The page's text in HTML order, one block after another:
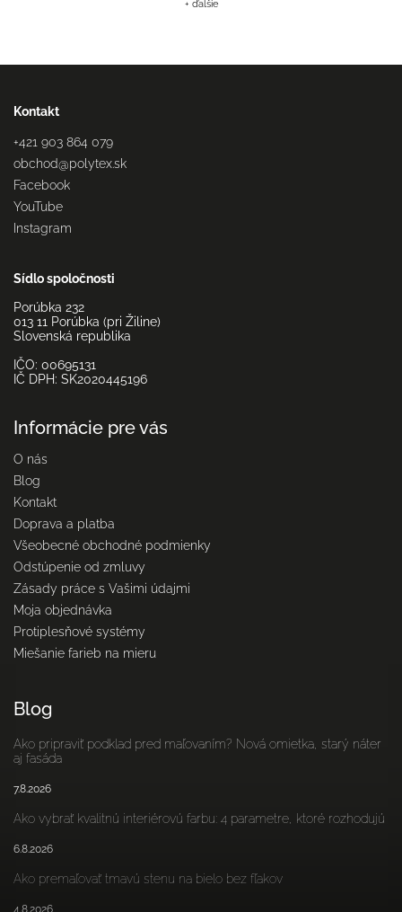
+ ďalšie
Kontakt
+421 903 864 079
obchod@polytex.sk
Facebook
YouTube
Instagram
Sídlo spoločnosti
Porúbka 232
013 11 Porúbka (pri Žiline)
Slovenská republika
IČO: 00695131
IČ DPH: SK2020445196
Informácie pre vás
O nás
Blog
Kontakt
Doprava a platba
Všeobecné obchodné podmienky
Odstúpenie od zmluvy
Zásady práce s Vašimi údajmi
Moja objednávka
Protiplesňové systémy
Miešanie farieb na mieru
Blog
Ako pripraviť podklad pred maľovaním? Nová omietka, starý náter
aj fasáda
7.8.2026
Ako vybrať kvalitnú interiérovú farbu: 4 parametre, ktoré rozhodujú
6.8.2026
Ako premaľovať tmavú stenu na bielo bez fľakov
4.8.2026